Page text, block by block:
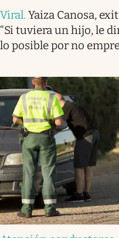
Viral. Yaiza Canosa,
“Si tuviera un hijo, le
lo posible por no